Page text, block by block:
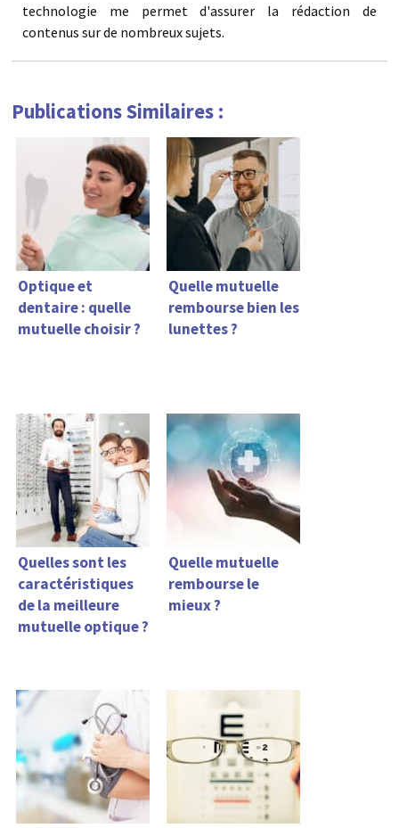
technologie me permet d'assurer la rédaction de
contenus sur de nombreux sujets.
Publications Similaires :
Optique et
dentaire : quelle
mutuelle choisir ?
Quelle mutuelle
rembourse bien les
lunettes ?
Quelles sont les
caractéristiques
de la meilleure
mutuelle optique ?
Quelle mutuelle
rembourse le
mieux ?